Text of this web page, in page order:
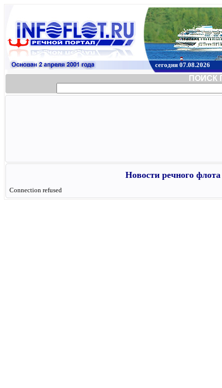
сегодня 07.08.2026
ПОИСК
Новости речного
Connection refused